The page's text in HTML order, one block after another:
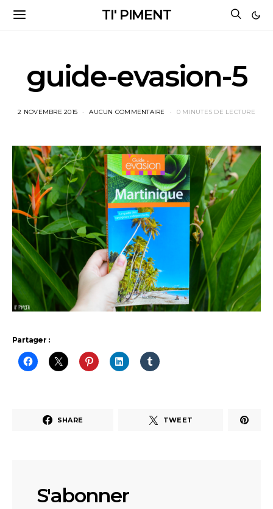
TI' PIMENT
guide-evasion-5
2 NOVEMBRE 2015 AUCUN COMMENTAIRE 0 MINUTES DE LECTURE
Partager :
SHARE TWEET
S'abonner